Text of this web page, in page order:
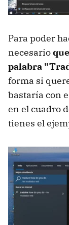
Para poder
necesario
palabra
forma si
bastaría con
en el cuadro
tienes el